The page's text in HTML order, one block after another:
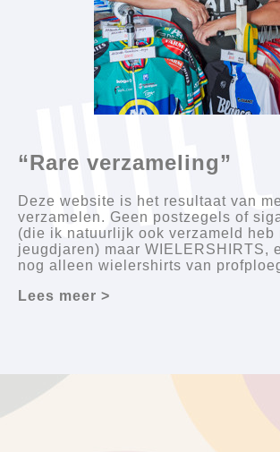
“Rare verzameling”
Deze website is het resultaat van
verzamelen. Geen postzegels of
(die ik natuurlijk ook verzameld heb
jeugdjaren) maar WIELERSHIRTS,
nog alleen wielershirts van
Lees meer >